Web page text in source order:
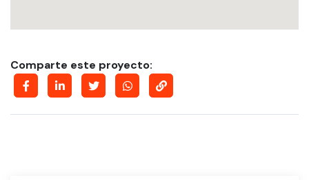
Comparte este proyecto: